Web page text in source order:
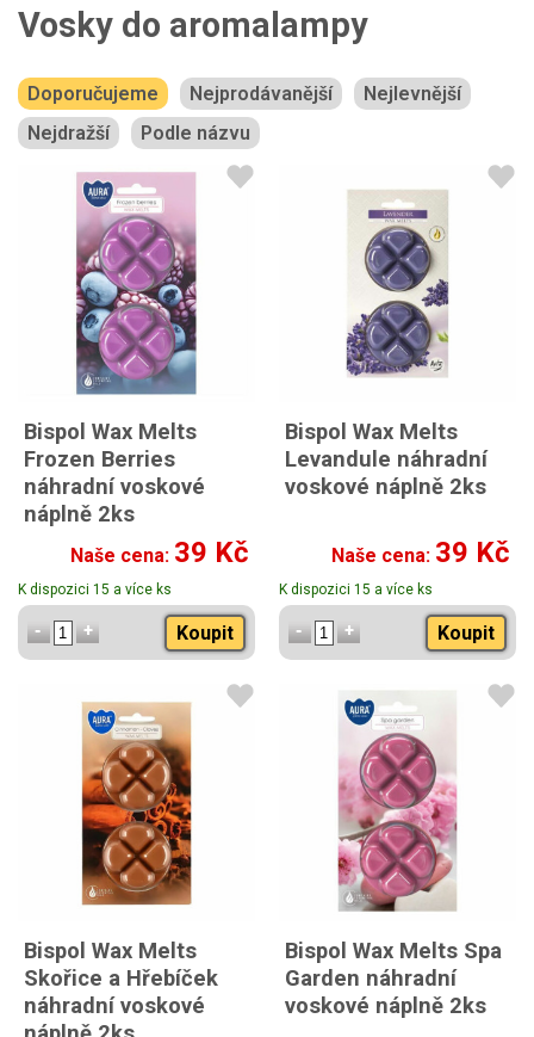
Vosky do aromalampy
Doporučujeme Nejprodávanější
Nejlevnější
Nejdražší
Podle názvu
Bispol Wax Melts
Frozen Berries
náhradní voskové
náplně 2ks
Naše cena: 39 Kč
K dispozici 15 a více ks
Koupit
Bispol Wax Melts
Levandule náhradní
voskové náplně 2ks
Naše cena: 39 Kč
K dispozici 15 a více ks
Koupit
Bispol Wax Melts
Skořice a Hřebíček
náhradní voskové
Bispol Wax Melts Spa
Garden náhradní
voskové náplně 2ks